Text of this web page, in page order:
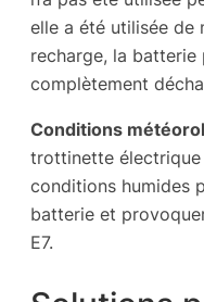
elle a été utilisée de
recharge, la
complètement
Conditions
trottinette électrique
conditions humides
batterie et
E7.